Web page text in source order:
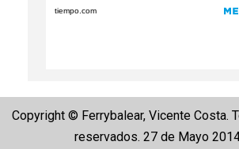
Copyright © Ferrybalear, Vicente Costa.
reservados. 27 de Mayo